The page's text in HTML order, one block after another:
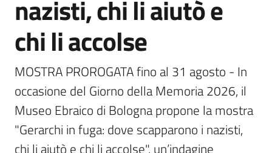
orari
Didattica
Bookshop
Biblioteca
Siti
nazisti, chi li aiutò e
chi li accolse
MOSTRA PROROGATA fino al 31 agosto - In
occasione del Giorno della Memoria 2026, il
Museo Ebraico di Bologna propone la mostra
"Gerarchi in fuga: dove scapparono i nazisti,
chi li aiutò e chi li accolse", un’indagine